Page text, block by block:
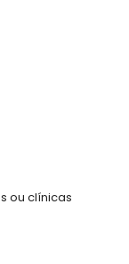
ou clínicas